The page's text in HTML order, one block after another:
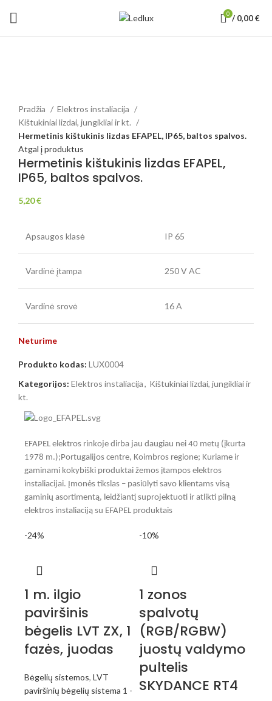
0 / 0,00€
Pradžia
Elektros instaliacija
Kištukiniai lizdai, jungikliai ir kt.
Hermetinis kištukinis lizdas EFAPEL, IP65, baltos spalvos.
Atgal į produktus
Hermetinis kištukinis lizdas EFAPEL,
IP65, baltos spalvos.
5,20€
Apsaugos klasė IP 65
Vardinė įtampa 250 V AC
Vardinė srovė 16 A
Neturime
Produkto kodas: LUX0004
Kategorijos: Elektros instaliacija, Kištukiniai lizdai, jungikliai ir
kt.
EFAPEL elektros rinkoje dirba jau daugiau nei 40 metų (įkurta
1978 m.);Portugalijos centre, Koimbros regione; Kuriame ir
gaminami kokybiški produktai žemos įtampos elektros
instaliacijai. Įmonės tikslas – pasiūlyti savo klientams visą
gaminių asortimentą, leidžiantį suprojektuoti ir atlikti pilną
elektros instaliaciją su EFAPEL produktais
-24%
1 m. ilgio
paviršinis
bėgelis LVT ZX, 1
fazės, juodas
Bėgelių sistemos, LVT
paviršinių bėgelių sistema 1 -
-10%
1 zonos
spalvotų
(RGB/RGBW)
juostų valdymo
pultelis
SKYDANCE RT4